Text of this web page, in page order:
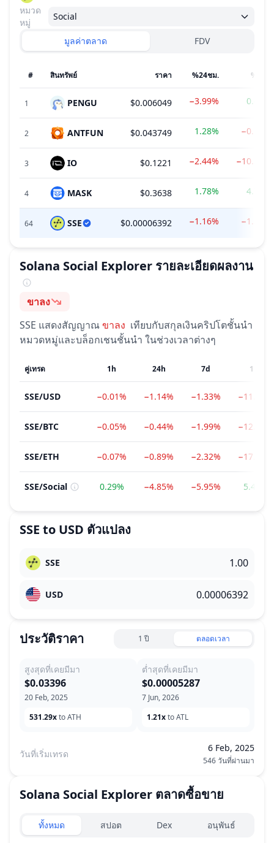
หมวด
หมู่
Social
มูลค่าตลาด FDV
# สินทรัพย์ ราคา %24ชม. %7วัน
1 PENGU $0.006049 −3.99% 0.44%
2 ANTFUN $0.043749 1.28% −0.51%
3 IO $0.1221 −2.44% −10.30%
4 MASK $0.3638 1.78% 4.74%
64 SSE $0.00006392 −1.16% −1.33%
Solana Social Explorer รายละเอียดผลงาน
อารมณ์
ขาลง
SSE แสดงสัญญาณขาลง เทียบกับสกุลเงินคริปโตชั้นนำ
หมวดหมู่และบล็อกเชนชั้นนำ ในช่วงเวลาต่างๆ
คู่เทรด 1h 24h 7d 1m
SSE/USD −0.01% −1.14% −1.33% −11.18%
SSE/BTC −0.05% −0.44% −1.99% −12.91%
SSE/ETH −0.07% −0.89% −2.32% −17.43%
SSE/Social 0.29% −4.85% −5.95% 5.41%
SSE to USD ตัวแปลง
SSE
USD
ประวัติราคา 1 ปี ตลอดเวลา
สูงสุดที่เคยมีมา
20 Feb, 2025
$0.03396
531.29xto ATH
ต่ำสุดที่เคยมีมา
7 Jun, 2026
$0.00005287
1.21xto ATL
วันที่เริ่มเทรด
6 Feb, 2025
546 วันที่ผ่านมา
Solana Social Explorer ตลาดซื้อขาย
Exchanges type
ทั้งหมด สปอต Dex อนุพันธ์